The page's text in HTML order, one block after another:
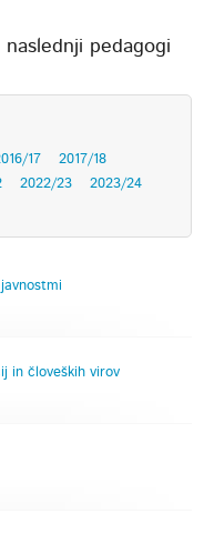
naslednji pedagogi
17
2017/18
2022/23
2023/24
in človeških virov